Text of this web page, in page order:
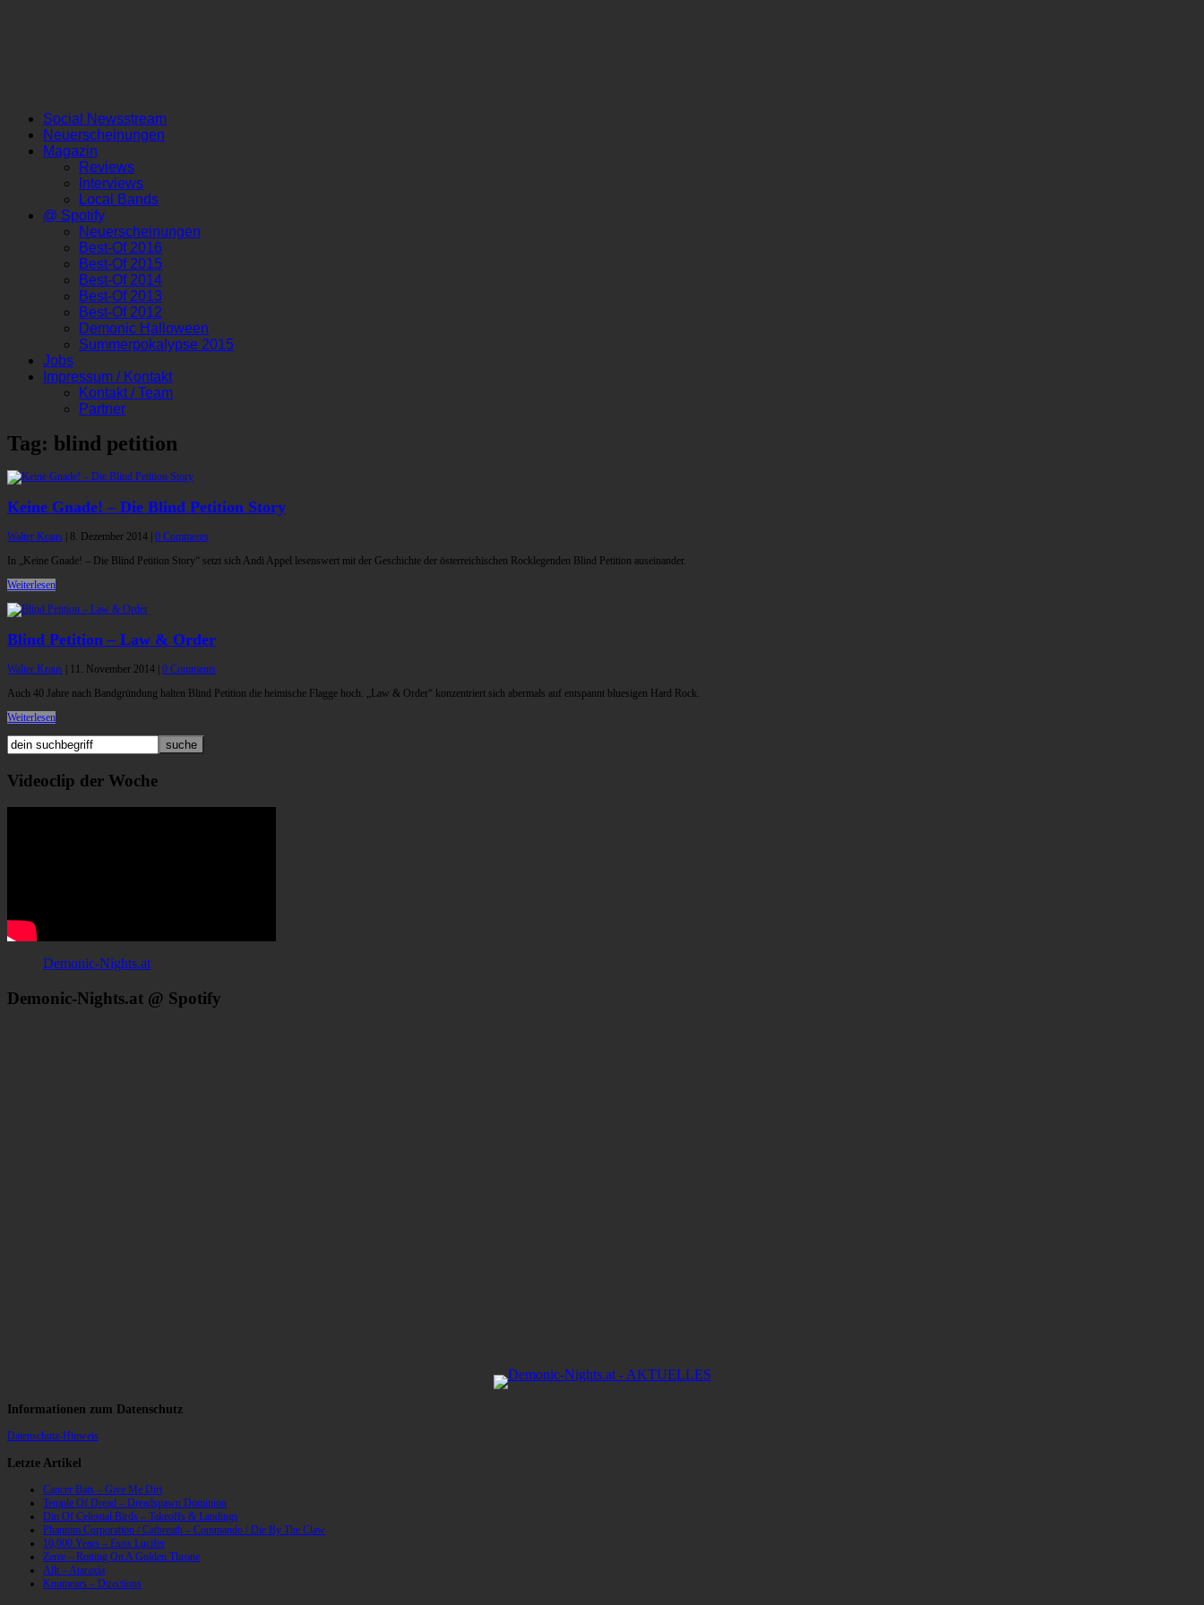
Social Newsstream
Neuerscheinungen
Magazin
Reviews
Interviews
Local Bands
@ Spotify
Neuerscheinungen
Best-Of 2016
Best-Of 2015
Best-Of 2014
Best-Of 2013
Best-Of 2012
Demonic Halloween
Summerpokalypse 2015
Jobs
Impressum / Kontakt
Kontakt / Team
Partner
Tag: blind petition
Keine Gnade! – Die Blind Petition Story
Walter Kraus 8. Dezember 2014 0 Comments
In „Keine Gnade! – Die Blind Petition Story“ setzt sich Andi Appel lesenswert mit der Geschichte der österreichischen Rocklegenden Blind Petition auseinander.
Weiterlesen
Blind Petition – Law & Order
Walter Kraus 11. November 2014 0 Comments
Auch 40 Jahre nach Bandgründung halten Blind Petition die heimische Flagge hoch. „Law & Order“ konzentriert sich abermals auf entspannt bluesigen Hard Rock.
Weiterlesen
Videoclip der Woche
Demonic-Nights.at
Demonic-Nights.at @ Spotify
Informationen zum Datenschutz
Datenschutz-Hinweis
Letzte Artikel
Cancer Bats – Give Me Dirt
Temple Of Dread – Dreadspawn Dominion
Din Of Celestial Birds – Takeoffs & Landings
Phantom Corporation / Catbreath – Commando / Die By The Claw
10,000 Years – Esox Lucifer
Zerre – Rotting On A Golden Throne
Allt – Ataraxia
Knumears – Directions